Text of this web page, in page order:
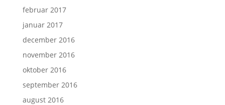
februar 2017
januar 2017
december 2016
november 2016
oktober 2016
september 2016
august 2016